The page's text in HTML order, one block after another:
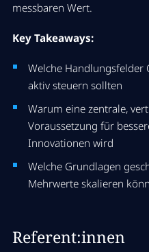
messbaren Wert.
Key Takeaways:
Welche Handlungsfelder
aktiv steuern sollten
Warum eine zentrale,
Voraussetzung für
Innovationen wird
Welche Grundlagen
Mehrwerte skalieren
Referent:innen